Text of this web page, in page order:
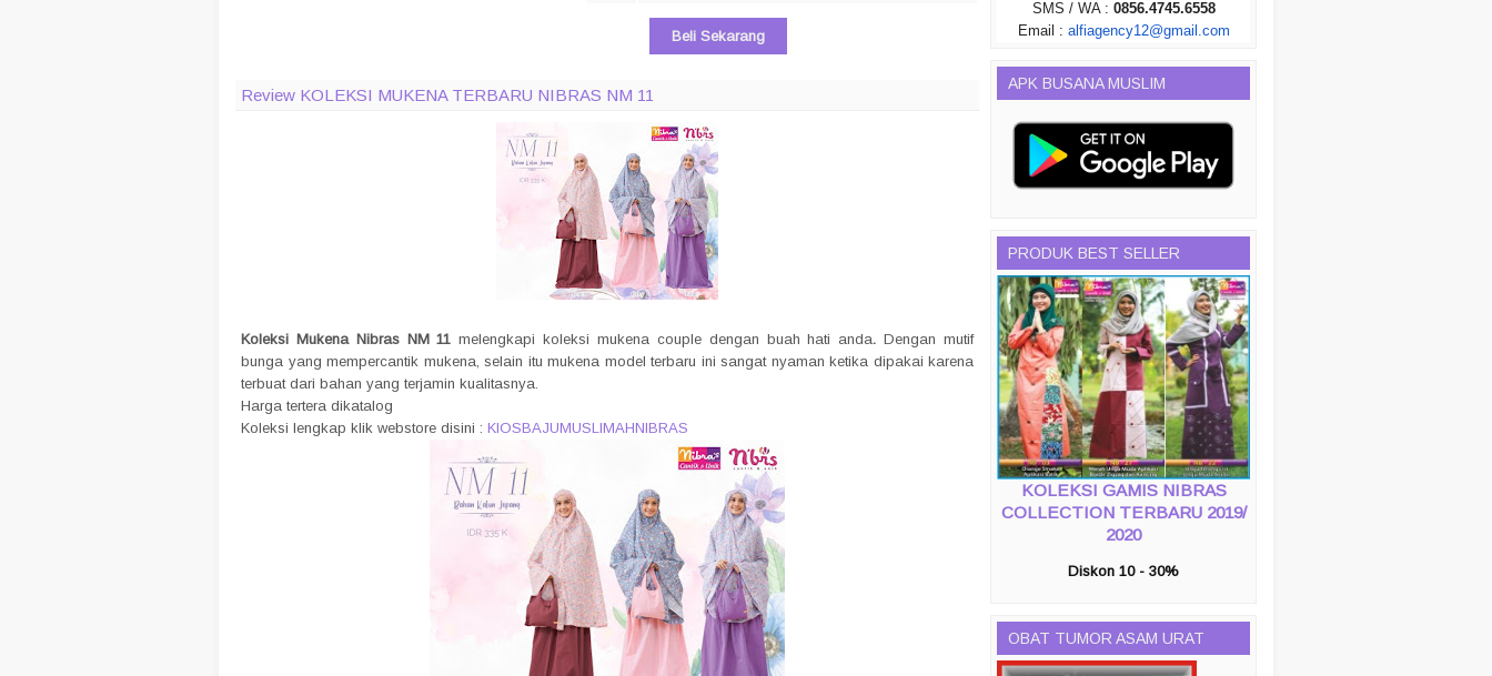
Beli Sekarang
Review KOLEKSI MUKENA TERBARU NIBRAS NM 11
Koleksi Mukena Nibras NM 11melengkapi koleksi mukena couple dengan buah hati anda.Dengan mutif
bunga yang mempercantik mukena, selain itu mukena model terbaru ini sangat nyaman ketika dipakai karena
terbuat dari bahan yang terjamin kualitasnya.
Harga tertera dikatalog
Koleksi lengkap klik webstore disini : KIOSBAJUMUSLIMAHNIBRAS
SMS / WA : 0856.4745.6558
Email : alfiagency12@gmail.com
APK BUSANA MUSLIM
PRODUK BEST SELLER
KOLEKSI GAMIS NIBRAS
COLLECTION TERBARU 2019/
2020
Diskon 10 - 30%
OBAT TUMOR ASAM URAT